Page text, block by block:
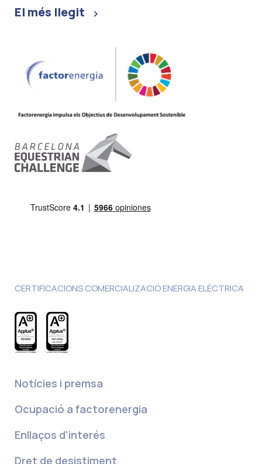
El més llegit
CERTIFICACIONS COMERCIALIZACIÓ ENERGIA ELÈCTRICA
Notícies i premsa
Ocupació a factorenergia
Enllaços d’interés
Dret de desistiment